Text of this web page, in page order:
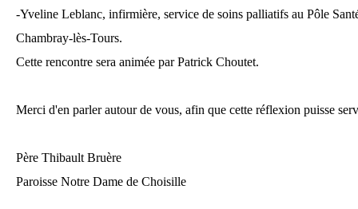
-Yveline Leblanc, infirmière, service de soins palliatifs au Pôle
Chambray-lès-Tours.
Cette rencontre sera animée par Patrick Choutet.
Merci d'en parler autour de vous, afin que cette réflexion puisse
Père Thibault Bruère
Paroisse Notre Dame de Choisille